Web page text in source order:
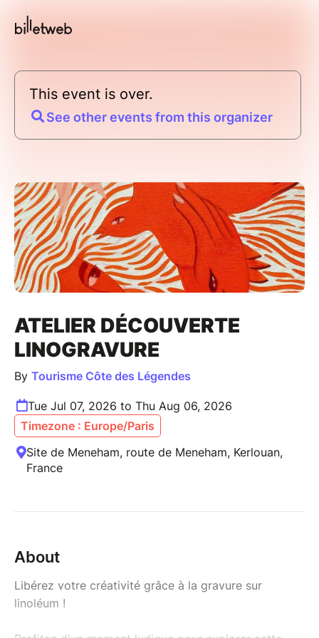
This event is over.
See other events from this organizer
ATELIER DÉCOUVERTE
LINOGRAVURE
By Tourisme Côte des Légendes
Tue Jul 07, 2026 to Thu Aug 06, 2026
Timezone : Europe/Paris
Site de Meneham, route de Meneham, Kerlouan,
France
About
Libérez votre créativité grâce à la gravure sur
linoléum !